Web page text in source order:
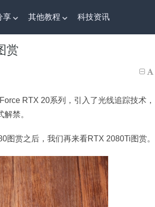
享 其他教程 科技资讯
赏
RTX 20系列，引入了光线追踪技术，
禁。
赏之后，我们再来看RTX 2080Ti图赏。